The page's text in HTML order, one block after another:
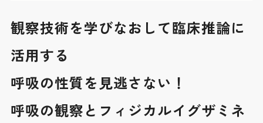
観察技術を学びなおして臨床推論に
活用する
呼吸の性質を見逃さない！
呼吸の観察とフィジカルイグザミネ